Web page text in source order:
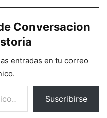
Conversacion
entradas en tu correo
Suscribirse